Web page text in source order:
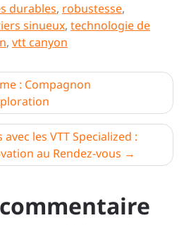
durables, robustesse,
sinueux, technologie de
, vtt canyon
: Compagnon
les VTT Specialized :
au Rendez-vous